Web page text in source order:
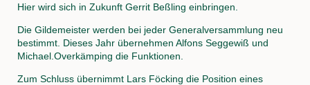
Hier wird sich in Zukunft Gerrit Beßling einbringen.
Die Gildemeister werden bei jeder Generalversammlung neu
bestimmt. Dieses Jahr übernehmen Alfons Seggewiß und
Michael.Overkämping die Funktionen.
Zum Schluss übernimmt Lars Föcking die Position eines